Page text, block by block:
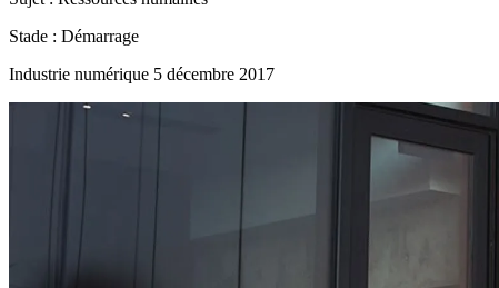
Stade : Démarrage
Industrie numérique 5 décembre 2017